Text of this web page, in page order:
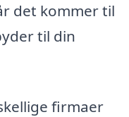
det kommer til
til din
firmaer